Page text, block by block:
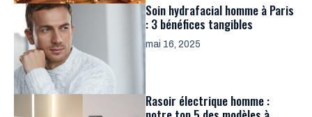
Soin hydrafacial homme à Paris
: 3 bénéfices tangibles
mai 16, 2025
Rasoir électrique homme :